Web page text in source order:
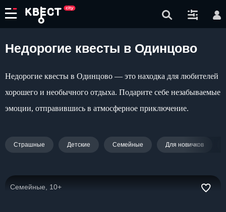
Недорогие квесты в Одинцово
Недорогие квесты в Одинцово — это находка для любителей
хорошего и необычного отдыха. Подарите себе незабываемые
эмоции, отправившись в атмосферное приключение.
Страшные Детские Семейные Для новичков
Семейные, 10+